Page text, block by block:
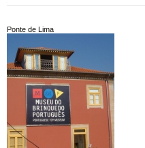
Ponte de Lima